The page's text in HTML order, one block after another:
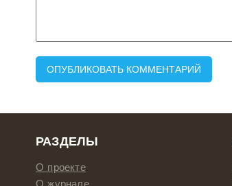
РАЗДЕЛЫ
О проекте